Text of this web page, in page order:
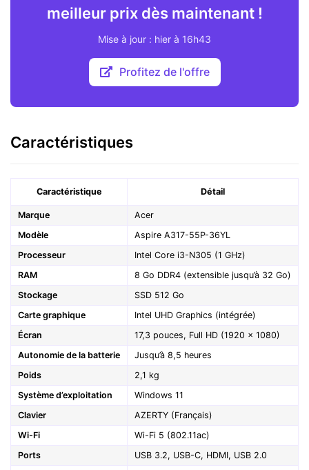
meilleur prix dès maintenant !
Mise à jour : hier à 16h43
Profitez de l'offre
Caractéristiques
Caractéristique Détail
Marque
Acer
Modèle
Aspire A317-55P-36YL
Processeur
Intel Core i3-N305 (1 GHz)
RAM
8 Go DDR4 (extensible jusqu’à 32 Go)
Stockage
SSD 512 Go
Carte graphique
Intel UHD Graphics (intégrée)
Écran
17,3 pouces, Full HD (1920 x 1080)
Autonomie de la batterie
Jusqu’à 8,5 heures
Poids
2,1 kg
Système d’exploitation
Windows 11
Clavier
AZERTY (Français)
Wi-Fi
Wi-Fi 5 (802.11ac)
Ports
USB 3.2, USB-C, HDMI, USB 2.0